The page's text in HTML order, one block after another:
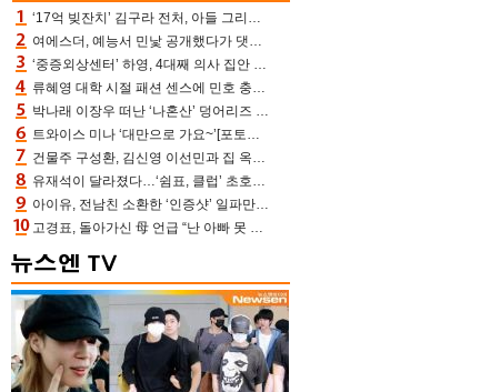
‘17억 빚잔치’ 김구라 전처, 아들 그리는 “나 뿐인데” 친엄마 챙기는 효심 눈길
여에스더, 예능서 민낯 공개했다가 댓글에 충격 “눈 왜 저렇게 처졌냐고”(에스더TV)
‘중증외상센터’ 하영, 4대째 의사 집안 인증 “증조부, 고종 황제 진료”(옥문아)[어제TV]
류혜영 대학 시절 패션 센스에 민호 충격 “레몬색 레깅스에 다리 없는 줄”(나혼산)
박나래 이장우 떠난 ‘나혼산’ 덩어리즈 왔다, 1인 1케이크에 팜유 전현무 충격[어제TV]
트와이스 미나 ‘대만으로 가요~’[포토엔HD]
건물주 구성환, 김신영 이선민과 집 옥상서 41만원 한우 파티 “화력이 성화봉송”(나혼산)
유재석이 달라졌다…‘쉼표, 클럽’ 초호화 코스에 주우재도 감탄 (놀면 뭐하니?)
아이유, 전남친 소환한 ‘인증샷’ 일파만파 속…남사친 변우석 선물도 남겼나 ‘훈훈’
고경표, 돌아가신 母 언급 “난 아빠 못 될 듯” 족보 태운 부친 응원 뭉클(나혼산)